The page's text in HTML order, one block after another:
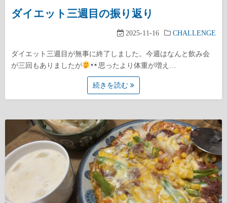
ダイエット三週目の振り返り
2025-11-16 CHALLENGE
ダイエット三週目が無事に終了しました。今週はなんと飲み会
が三回もありましたが
思ったより体重が増え…
続きを読む